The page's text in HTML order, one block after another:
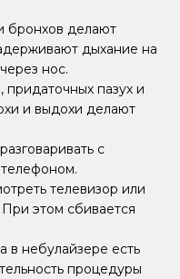
бронхов делают
дыхание на
нос.
придаточных пазух и
и выдохи делают
с
телевизор или
этом сбивается
в небулайзере есть
процедуры